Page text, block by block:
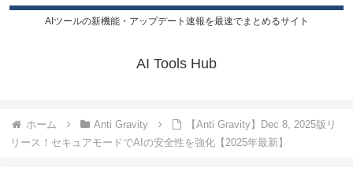
AIツールの新機能・アップデート速報を最速でまとめるサイト
AI Tools Hub
ホーム Anti Gravity
【Anti Gravity】Dec 8, 2025版リ
リース！セキュアモードでAIの安全性を強化【2025年最新】